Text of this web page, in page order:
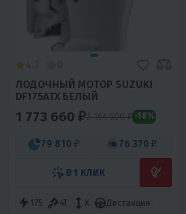
ЛОДОЧНЫЙ МОТОР SUZUKI
DF175ATX БЕЛЫЙ
1 773 660 ₽2 164 500 ₽ -18%
79 810 ₽ 76 370 ₽
В 1 КЛИК
175 4T X
Дистанция